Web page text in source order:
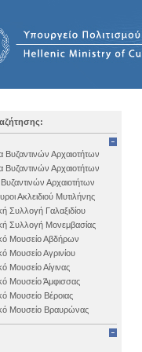
Βυζαντινών Αρχαιοτήτων
Βυζαντινών Αρχαιοτήτων
Αρχαιοτήτων
Ακλειδιού Μυτιλήνης
Συλλογή Γαλαξιδίου
Συλλογή Μονεμβασίας
Μουσείο Αβδήρων
Μουσείο Αγρινίου
Μουσείο Αίγινας
Μουσείο Άμφισσας
Μουσείο Βέροιας
Μουσείο Βραυρώνας
Μουσείο Δελφών
Μουσείο Ηγουμενίτσας